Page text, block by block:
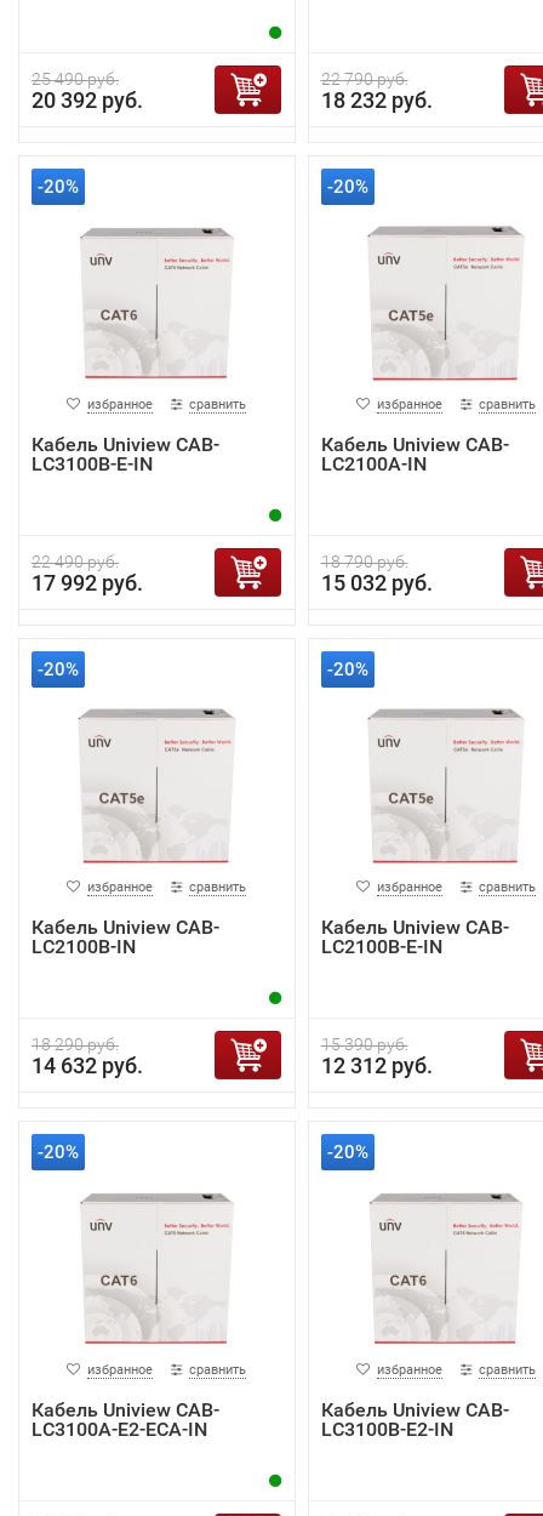
25 490 руб.
20 392 руб.
22 790 руб.
18 232 руб.
-20%
избранное сравнить
Кабель Uniview CAB-
LC3100B-E-IN
22 490 руб.
17 992 руб.
-20%
избранное сравнить
Кабель Uniview CAB-
LC2100A-IN
18 790 руб.
15 032 руб.
-20%
избранное сравнить
Кабель Uniview CAB-
LC2100B-IN
18 290 руб.
14 632 руб.
-20%
избранное сравнить
Кабель Uniview CAB-
LC2100B-E-IN
15 390 руб.
12 312 руб.
-20%
избранное сравнить
Кабель Uniview CAB-
LC3100A-E2-ECA-IN
-20%
избранное сравнить
Кабель Uniview CAB-
LC3100B-E2-IN